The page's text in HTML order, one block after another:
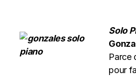
Solo
Parce
pour